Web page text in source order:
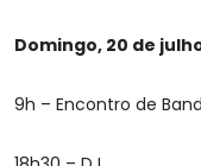
Domingo, 20 de
9h – Encontro de